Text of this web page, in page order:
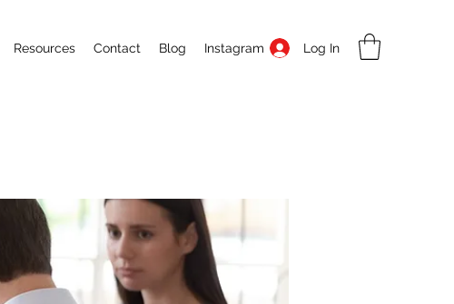
Resources Contact Blog Instagram Log In